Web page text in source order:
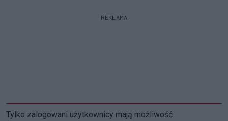
REKLAMA
Tylko zalogowani użytkownicy mają możliwość